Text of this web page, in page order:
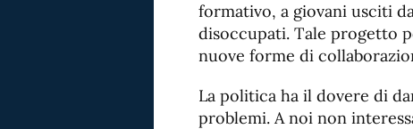
formativo, a giovani usciti
disoccupati. Tale progetto
nuove forme di
La politica ha il dovere di
problemi. A noi non